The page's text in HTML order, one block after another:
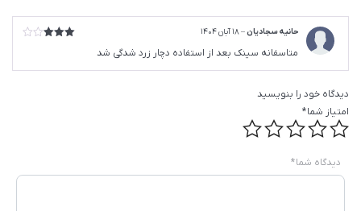
حانیه سجادیان–18 آبان 1404
متاسفانه سینک بعد از استفاده دچار زرد شدگی شد
دیدگاه خود را بنویسید
امتیاز شما*
دیدگاه شما*